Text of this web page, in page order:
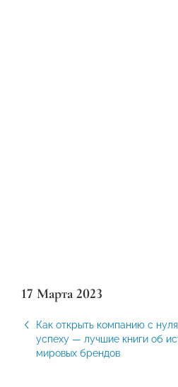
17 Марта 2023
Как открыть компанию с
успеху — лучшие книги об
мировых брендов